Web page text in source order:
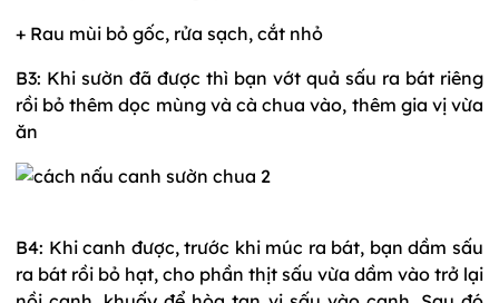
+ Rau mùi bỏ gốc, rửa sạch, cắt nhỏ
B3: Khi sườn đã được thì bạn vớt quả sấu ra bát riêng
rồi bỏ thêm dọc mùng và cà chua vào, thêm gia vị vừa
ăn
B4: Khi canh được, trước khi múc ra bát, bạn dầm sấu
ra bát rồi bỏ hạt, cho phần thịt sấu vừa dầm vào trở lại